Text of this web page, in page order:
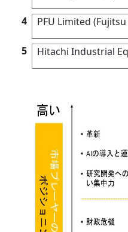
4 PFU Limited
5 Hitachi Industrial